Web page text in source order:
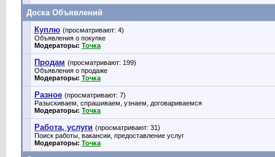
Доска Объявлений
Куплю (просматривают: 4)
Объявления о покупке
Модераторы: Точка
Продам (просматривают: 199)
Объявления о продаже
Модераторы: Точка
Разное (просматривают: 7)
Разыскиваем, спрашиваем, узнаем, договариваемся
Модераторы: Точка
Работа, услуги (просматривают: 31)
Поиск работы, вакансии, предоставление услуг
Модераторы: Точка